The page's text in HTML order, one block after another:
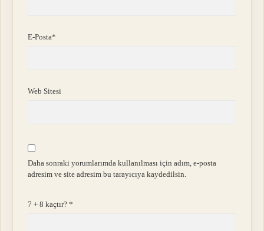
E-Posta*
Web Sitesi
Daha sonraki yorumlarımda kullanılması için adım, e-posta
adresim ve site adresim bu tarayıcıya kaydedilsin.
7 + 8 kaçtır?*